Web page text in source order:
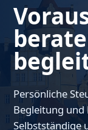
Persönliche
Begleitung
Selbstständige